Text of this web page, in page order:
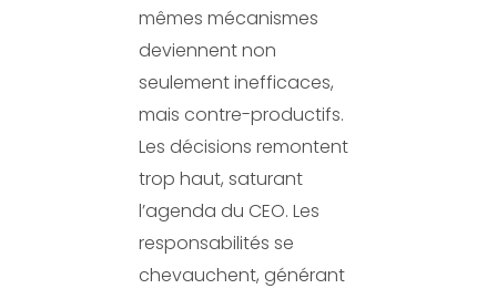
mêmes mécanismes
deviennent non
seulement inefficaces,
mais contre-productifs.
Les décisions remontent
trop haut, saturant
l’agenda du CEO. Les
responsabilités se
chevauchent, générant